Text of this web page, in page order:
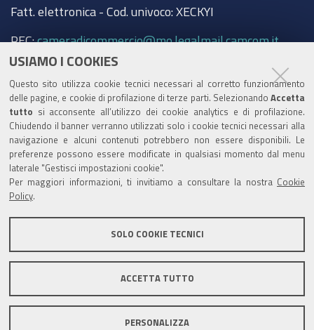
USIAMO I COOKIES
Questo sito utilizza cookie tecnici necessari al corretto funzionamento
delle pagine, e cookie di profilazione di terze parti. Selezionando Accetta
tutto si acconsente all’utilizzo dei cookie analytics e di profilazione.
Chiudendo il banner verranno utilizzati solo i cookie tecnici necessari alla
navigazione e alcuni contenuti potrebbero non essere disponibili. Le
preferenze possono essere modificate in qualsiasi momento dal menu
laterale "Gestisci impostazioni cookie".
Per maggiori informazioni, ti invitiamo a consultare la nostra Cookie
Policy
SOLO COOKIE TECNICI
ACCETTA TUTTO
PERSONALIZZA
Fatt. elettronica - Cod. univoco: XECKYI
PEC:cameradicommercio@mo.legalmail.camcom.it
Trasparenza
Amministrazione trasparente
Albo Camerale
Pubblicità Legale
Area riservata Amministratori
Informativa generale
Informative privacy
Accessibilità
Note legali
Informativa estesa sui cookie
Social media policy